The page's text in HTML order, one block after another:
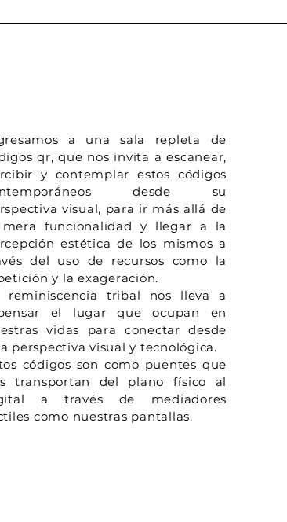
a una sala repleta de
qr, que nos invita a escanear,
y contemplar estos códigos
desde su
visual, para ir más allá de
funcionalidad y llegar a la
estética de los mismos a
del uso de recursos como la
y la exageración.
reminiscencia tribal nos lleva a
el lugar que ocupan en
vidas para conectar desde
perspectiva visual y tecnológica.
códigos son como puentes que
transportan del plano físico al
a través de mediadores
como nuestras pantallas.